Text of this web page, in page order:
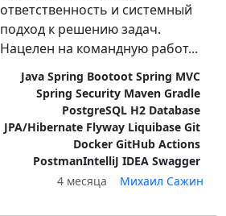
ответственность и системный
подход к решению задач.
Нацелен на командную работ...
Java Spring Bootoot Spring MVC
Spring Security Maven Gradle
PostgreSQL H2 Database
JPA/Hibernate Flyway Liquibase Git
Docker GitHub Actions
PostmanIntelliJ IDEA Swagger
4 месяца
Михаил Сажин